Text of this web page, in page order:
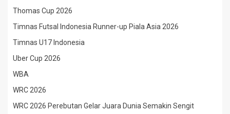
Thomas Cup 2026
Timnas Futsal Indonesia Runner-up Piala Asia 2026
Timnas U17 Indonesia
Uber Cup 2026
WBA
WRC 2026
WRC 2026 Perebutan Gelar Juara Dunia Semakin Sengit